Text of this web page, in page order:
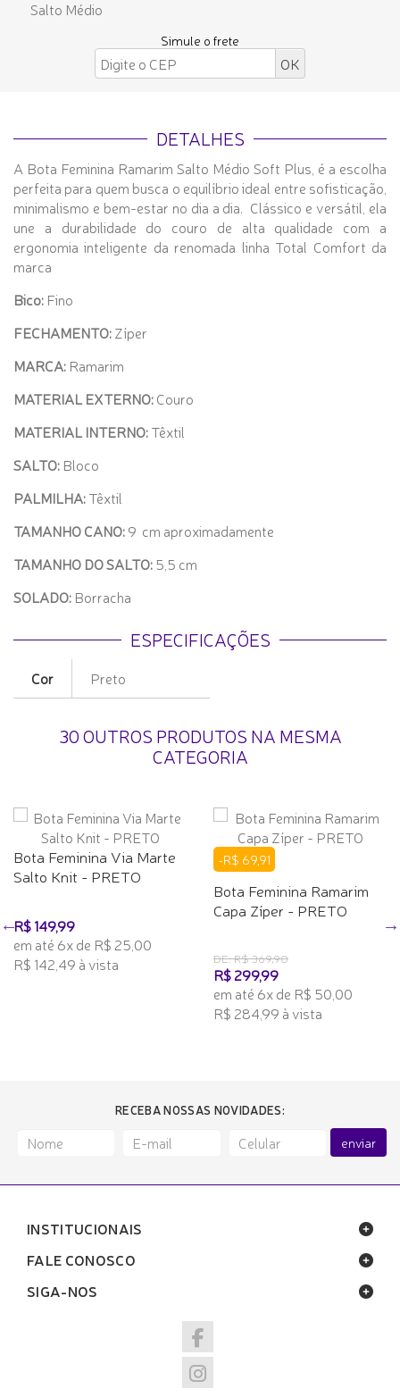
Simule o frete
DETALHES
A Bota Feminina Ramarim Salto Médio Soft Plus, é a escolha
perfeita para quem busca o equilíbrio ideal entre sofisticação,
minimalismo e bem-estar no dia a dia. Clássico e versátil, ela
une a durabilidade do couro de alta qualidade com a
ergonomia inteligente da renomada linha Total Comfort da
marca
Bico: Fino
FECHAMENTO:Zíper
MARCA: Ramarim
MATERIAL EXTERNO:Couro
MATERIAL INTERNO:Têxtil
SALTO: Bloco
PALMILHA:Têxtil
TAMANHO CANO:9 cm aproximadamente
TAMANHO DO SALTO: 5,5 cm
SOLADO: Borracha
ESPECIFICAÇÕES
Cor Preto
30 OUTROS PRODUTOS NA MESMA
CATEGORIA
Bota Feminina Via Marte
Salto Knit - PRETO
R$ 149,99
em até 6x de R$ 25,00
R$ 142,49 à vista
-R$ 69,91
Bota Feminina Ramarim
Capa Zíper - PRETO
DE: R$ 369,90
R$ 299,99
em até 6x de R$ 50,00
R$ 284,99 à vista
RECEBA NOSSAS NOVIDADES:
enviar
INSTITUCIONAIS
FALE CONOSCO
SIGA-NOS